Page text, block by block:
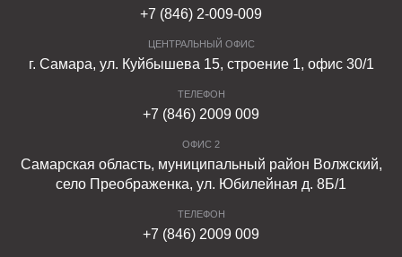
+7 (846) 2-009-009
ЦЕНТРАЛЬНЫЙ ОФИС
г. Самара, ул. Куйбышева 15, строение 1, офис 30/1
ТЕЛЕФОН
+7 (846) 2009 009
ОФИС 2
Самарская область, муниципальный район Волжский,
село Преображенка, ул. Юбилейная д. 8Б/1
ТЕЛЕФОН
+7 (846) 2009 009